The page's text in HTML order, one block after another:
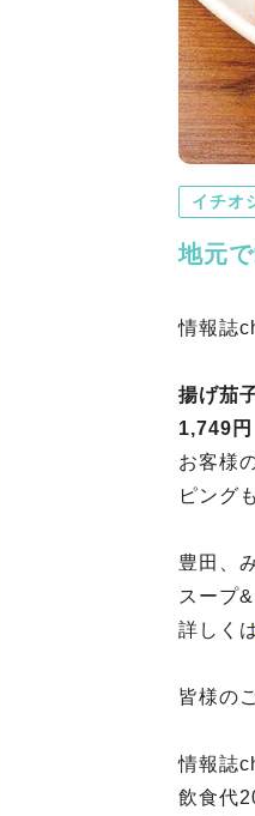
イチオ
地元
情報誌
揚げ茄
1,749円
お客様
ピング
豊田、
スープ
詳しく
皆様の
情報誌
飲食代